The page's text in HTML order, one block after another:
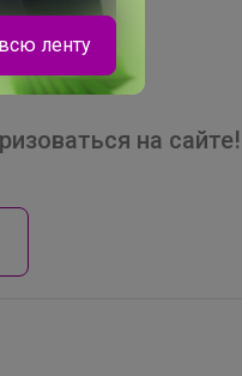
на сайте!
ленту